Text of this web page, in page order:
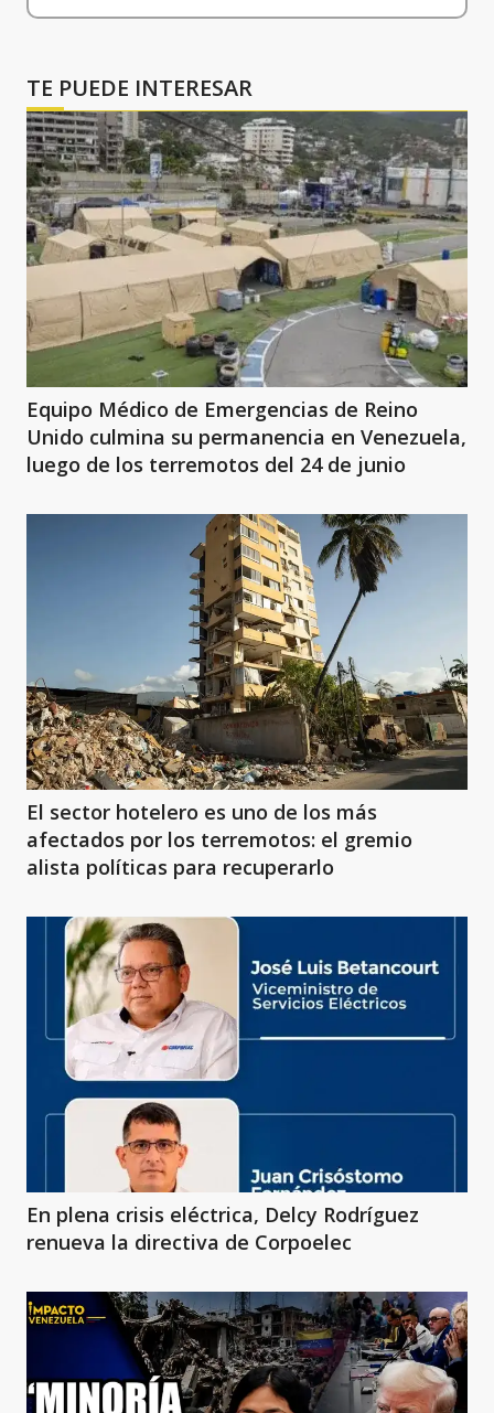
TE PUEDE INTERESAR
Equipo Médico de Emergencias de Reino
Unido culmina su permanencia en Venezuela,
luego de los terremotos del 24 de junio
El sector hotelero es uno de los más
afectados por los terremotos: el gremio
alista políticas para recuperarlo
En plena crisis eléctrica, Delcy Rodríguez
renueva la directiva de Corpoelec